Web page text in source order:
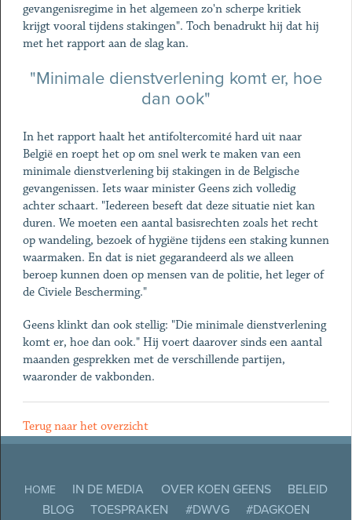
gevangenisregime in het algemeen zo'n scherpe kritiek
krijgt vooral tijdens stakingen". Toch benadrukt hij dat hij
met het rapport aan de slag kan.
"Minimale dienstverlening komt er, hoe
dan ook"
In het rapport haalt het antifoltercomité hard uit naar
België en roept het op om snel werk te maken van een
minimale dienstverlening bij stakingen in de Belgische
gevangenissen. Iets waar minister Geens zich volledig
achter schaart. "Iedereen beseft dat deze situatie niet kan
duren. We moeten een aantal basisrechten zoals het recht
op wandeling, bezoek of hygiëne tijdens een staking kunnen
waarmaken. En dat is niet gegarandeerd als we alleen
beroep kunnen doen op mensen van de politie, het leger of
de Civiele Bescherming."
Geens klinkt dan ook stellig: "Die minimale dienstverlening
komt er, hoe dan ook." Hij voert daarover sinds een aantal
maanden gesprekken met de verschillende partijen,
waaronder de vakbonden.
Terug naar het overzicht
HOME IN DE MEDIA OVER KOEN GEENS
BELEID
BLOG
TOESPRAKEN #DWVG
#DAGKOEN